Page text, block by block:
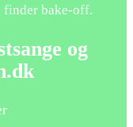
bake-off.
og